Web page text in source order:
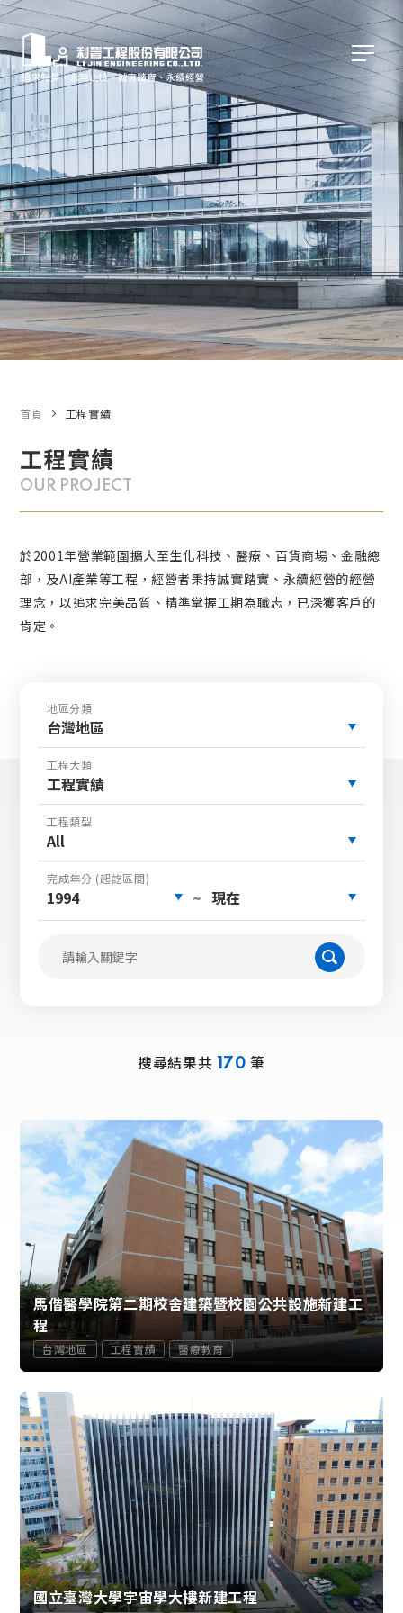
工程實績
OUR PROJECT
於2001年營業範圍擴大至生化科技、醫療、百貨商場、金融總
部，及AI產業等工程，經營者秉持誠實踏實、永續經營的經營
理念，以追求完美品質、精準掌握工期為職志，已深獲客戶的
肯定。
首頁 工程實績
地區分類
台灣地區
工程大類
工程實績
工程類型
All
完成年分 (起訖區間)
1994 ~ 現在
搜尋結果共 170 筆
馬偕醫學院第二期校舍建築暨校園公共設施新建工
程
台灣地區 工程實績 醫療教育
國立臺灣大學宇宙學大樓新建工程